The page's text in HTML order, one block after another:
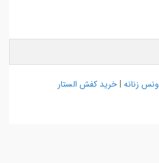
ونس زنانه |خرید کفش الستار